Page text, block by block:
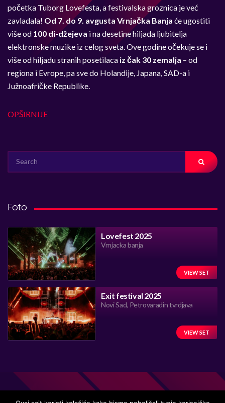
početka Tuborg Lovefesta, a festivalska groznica je već
zavladala! Od 7. do 9. avgusta Vrnjačka Banja će ugostiti
više od 100 di-džejeva i na desetine hiljada ljubitelja
elektronske muzike iz celog sveta. Ove godine očekuje se i
više od hiljadu stranih posetilaca iz čak 30 zemalja – od
regiona i Evrope, pa sve do Holandije, Japana, SAD-a i
Južnoafričke Republike.
OPŠIRNIJE
FOR:
Foto
Lovefest 2025
Vrnjacka banja
VIEW SET
Exit festival 2025
Novi Sad, Petrovaradin tvrdjava
VIEW SET